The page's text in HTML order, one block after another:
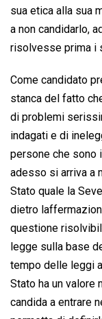
sua etica alla sua
a non candidarlo,
risolvesse prima i
Come candidato
stanca del fatto
di problemi
indagati e di
persone che sono
adesso si arriva a
Stato quale la
dietro
questione
legge sulla base
tempo delle leggi
Stato ha un valore
candida a entrare